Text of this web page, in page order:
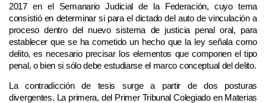
2017 en el Semanario Judicial de la Federación, cuyo tema
consistió en determinar si para el dictado del auto de vinculación a
proceso dentro del nuevo sistema de justicia penal oral, para
establecer que se ha cometido un hecho que la ley señala como
delito, es necesario precisar los elementos que componen el tipo
penal, o bien si sólo debe estudiarse el marco conceptual del delito.
La contradicción de tesis surge a partir de dos posturas
divergentes. La primera, del Primer Tribunal Colegiado en Materias